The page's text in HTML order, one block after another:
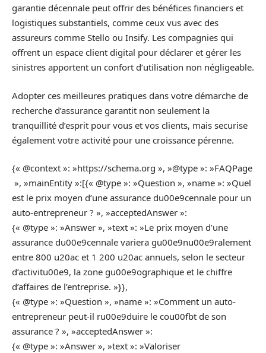
garantie décennale peut offrir des bénéfices financiers et
logistiques substantiels, comme ceux vus avec des
assureurs comme Stello ou Insify. Les compagnies qui
offrent un espace client digital pour déclarer et gérer les
sinistres apportent un confort d’utilisation non négligeable.
Adopter ces meilleures pratiques dans votre démarche de
recherche d’assurance garantit non seulement la
tranquillité d’esprit pour vous et vos clients, mais securise
également votre activité pour une croissance pérenne.
{« @context »: »https://schema.org », »@type »: »FAQPage
», »mainEntity »:[{« @type »: »Question », »name »: »Quel
est le prix moyen d’une assurance du00e9cennale pour un
auto-entrepreneur ? », »acceptedAnswer »:
{« @type »: »Answer », »text »: »Le prix moyen d’une
assurance du00e9cennale variera gu00e9nu00e9ralement
entre 800 u20ac et 1 200 u20ac annuels, selon le secteur
d’activitu00e9, la zone gu00e9ographique et le chiffre
d’affaires de l’entreprise. »}},
{« @type »: »Question », »name »: »Comment un auto-
entrepreneur peut-il ru00e9duire le cou00fbt de son
assurance ? », »acceptedAnswer »:
{« @type »: »Answer », »text »: »Valoriser